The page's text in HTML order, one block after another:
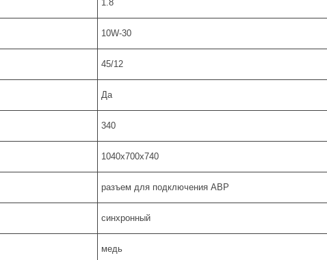
1.8
10W-30
45/12
Да
340
1040х700х740
разъем для подключения АВР
синхронный
медь